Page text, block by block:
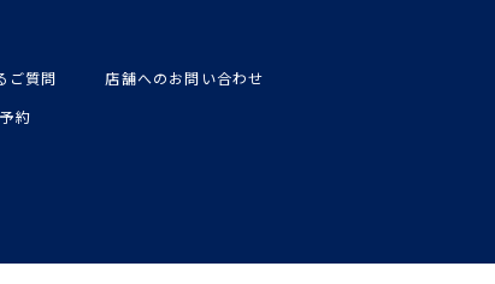
ご質問
店舗へのお問い合わせ
約